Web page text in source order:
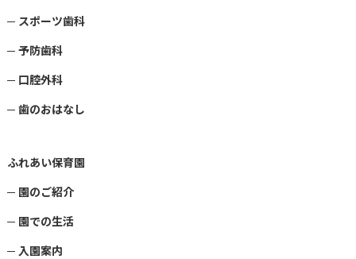
スポーツ歯科
予防歯科
口腔外科
歯のおはなし
ふれあい保育園
園のご紹介
園での生活
入園案内